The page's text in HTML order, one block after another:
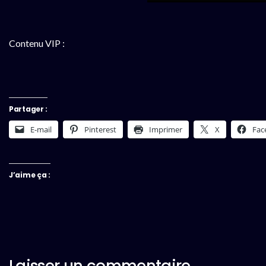
Contenu VIP :
Partager :
E-mail Pinterest Imprimer X
J’aime ça :